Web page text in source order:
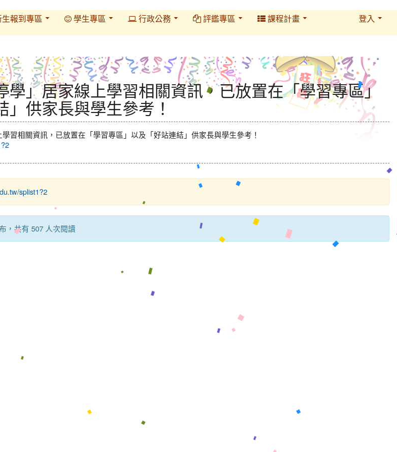
生報到專區 學生專區 行政公務 評鑑專區 課程計畫 登入
學」居家線上學習相關資訊，已放置在「學習專區」
」供家長與學生參考！
習相關資訊，已放置在「學習專區」以及「好站連結」供家長與學生參考！
splist1?2
，共有 507 人次閱讀